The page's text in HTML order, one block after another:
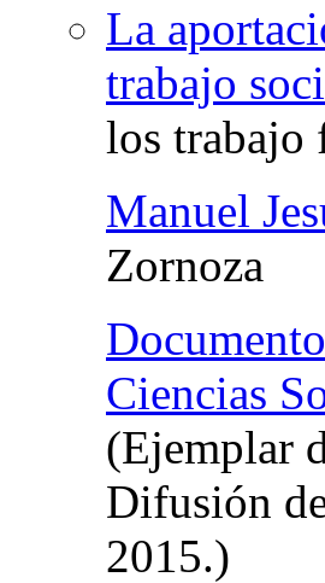
La
trabajo
los trabajo
Manuel
Zornoza
Ciencias
(Ejemplar
Difusión
2015.)